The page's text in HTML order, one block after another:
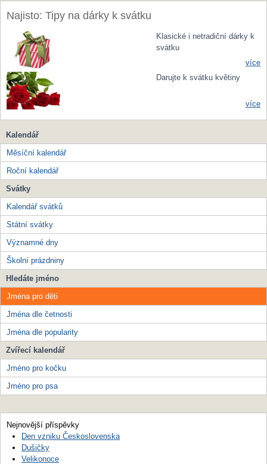
Najisto: Tipy na dárky k svátku
Klasické i netradiční dárky k
svátku
více
Darujte k svátku květiny
více
Kalendář
Měsíční kalendář
Roční kalendář
Svátky
Kalendář svátků
Státní svátky
Významné dny
Školní prázdniny
Hledáte jméno
Jména pro děti
Jména dle četnosti
Jména dle popularity
Zvířecí kalendář
Jméno pro kočku
Jméno pro psa
Nejnovější příspěvky
Den vzniku Československa
Dušičky
Velikonoce